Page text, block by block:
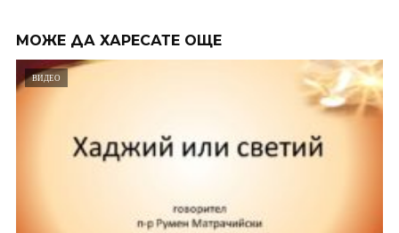
МОЖЕ ДА ХАРЕСАТЕ ОЩЕ
ВИДЕО